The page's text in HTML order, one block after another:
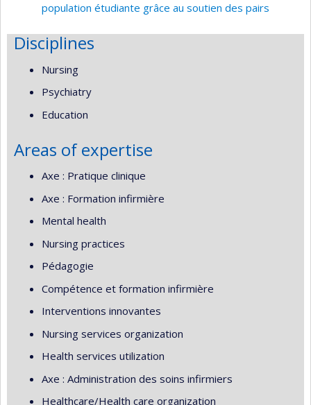
population étudiante grâce au soutien des pairs
Disciplines
Nursing
Psychiatry
Education
Areas of expertise
Axe : Pratique clinique
Axe : Formation infirmière
Mental health
Nursing practices
Pédagogie
Compétence et formation infirmière
Interventions innovantes
Nursing services organization
Health services utilization
Axe : Administration des soins infirmiers
Healthcare/Health care organization